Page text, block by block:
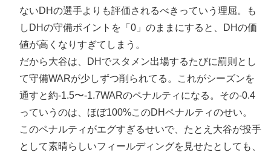
ないDHの選手よりも評価されるべきっていう理屈。も
しDHの守備ポイントを「0」のままにすると、DHの価
値が高くなりすぎてしまう。
だから大谷は、DHでスタメン出場するたびに罰則とし
て守備WARが少しずつ削られてる。これがシーズンを
通すと約-1.5〜-1.7WARのペナルティになる。その-0.4
っていうのは、ほぼ100%このDHペナルティのせい。
このペナルティがエグすぎるせいで、たとえ大谷が投手
として素晴らしいフィールディングを見せたとしても、